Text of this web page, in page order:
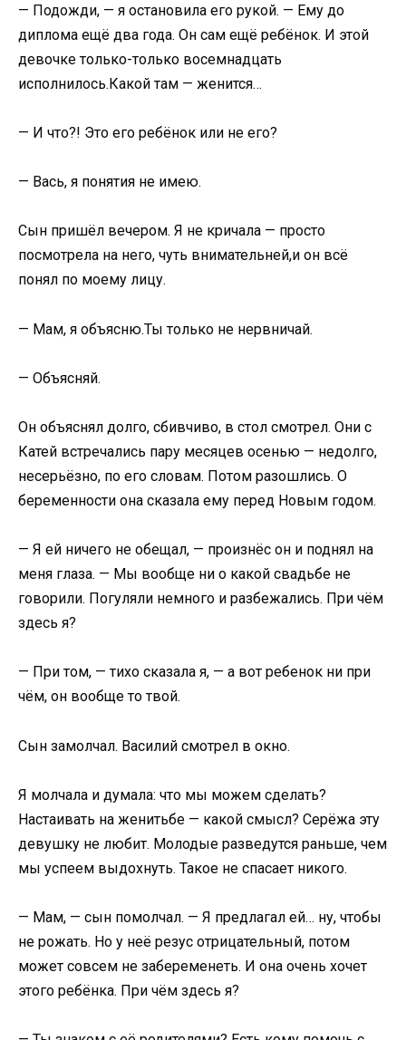
— Подожди, — я остановила его рукой. — Ему до
диплома ещё два года. Он сам ещё ребёнок. И этой
девочке только-только восемнадцать
исполнилось.Какой там — женится…
— И что?! Это его ребёнок или не его?
— Вась, я понятия не имею.
Сын пришёл вечером. Я не кричала — просто
посмотрела на него, чуть внимательней,и он всё
понял по моему лицу.
— Мам, я объясню.Ты только не нервничай.
— Объясняй.
Он объяснял долго, сбивчиво, в стол смотрел. Они с
Катей встречались пару месяцев осенью — недолго,
несерьёзно, по его словам. Потом разошлись. О
беременности она сказала ему перед Новым годом.
— Я ей ничего не обещал, — произнёс он и поднял на
меня глаза. — Мы вообще ни о какой свадьбе не
говорили. Погуляли немного и разбежались. При чём
здесь я?
— При том, — тихо сказала я, — а вот ребенок ни при
чём, он вообще то твой.
Сын замолчал. Василий смотрел в окно.
Я молчала и думала: что мы можем сделать?
Настаивать на женитьбе — какой смысл? Серёжа эту
девушку не любит. Молодые разведутся раньше, чем
мы успеем выдохнуть. Такое не спасает никого.
— Мам, — сын помолчал. — Я предлагал ей… ну, чтобы
не рожать. Но у неё резус отрицательный, потом
может совсем не забеременеть. И она очень хочет
этого ребёнка. При чём здесь я?